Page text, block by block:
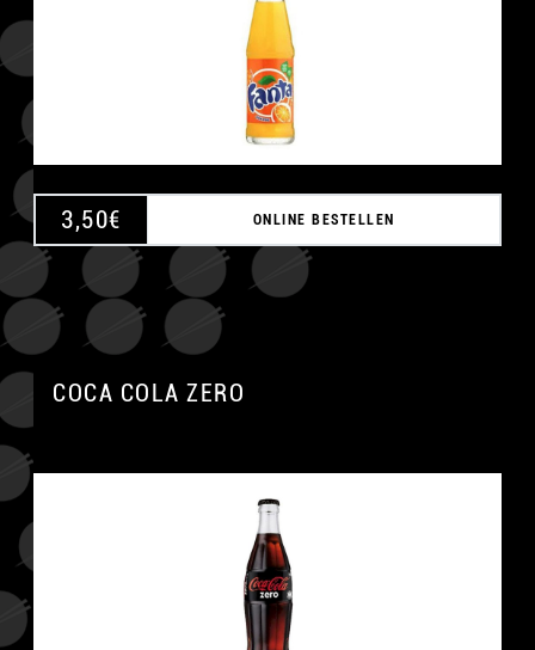
3,50€ ONLINE BESTELLEN
COCA COLA ZERO